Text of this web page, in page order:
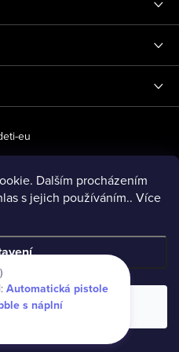
Dalším procházením
s jejich používáním.. Více
eu
. Všechna práva vyhrazena.
Automatická pistole
s náplní